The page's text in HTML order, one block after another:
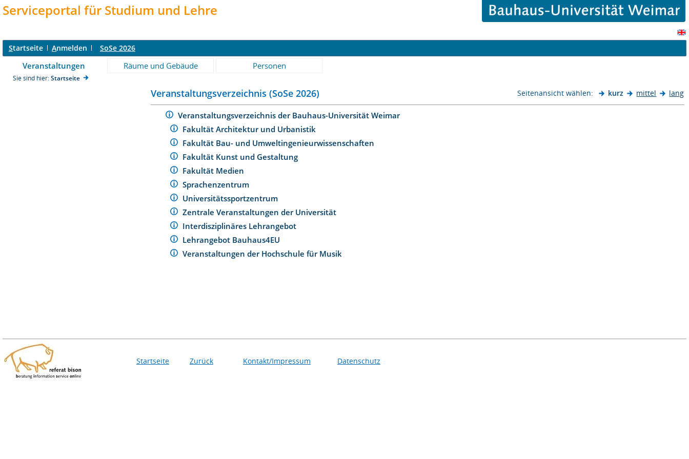
Serviceportal für Studium und Lehre
Startseite Anmelden SoSe 2026
Veranstaltungen Räume und Gebäude Personen
Sie sind hier: Startseite
Veranstaltungsverzeichnis (SoSe 2026) Seitenansicht wählen: kurz mittel lang
Veranstaltungsverzeichnis der Bauhaus-Universität Weimar
Fakultät Architektur und Urbanistik
Fakultät Bau- und Umweltingenieurwissenschaften
Fakultät Kunst und Gestaltung
Fakultät Medien
Sprachenzentrum
Universitätssportzentrum
Zentrale Veranstaltungen der Universität
Interdisziplinäres Lehrangebot
Lehrangebot Bauhaus4EU
Veranstaltungen der Hochschule für Musik
Startseite Zurück Kontakt/Impressum Datenschutz